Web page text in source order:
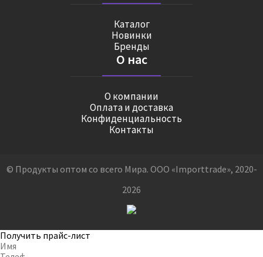
Каталог
Новинки
Бренды
О нас
О компании
Оплата и доставка
Конфиденциальность
Контакты
© Продукты оптом со всего Мира. ООО «Importtrade», 2020-
2026
Получить прайс-лист